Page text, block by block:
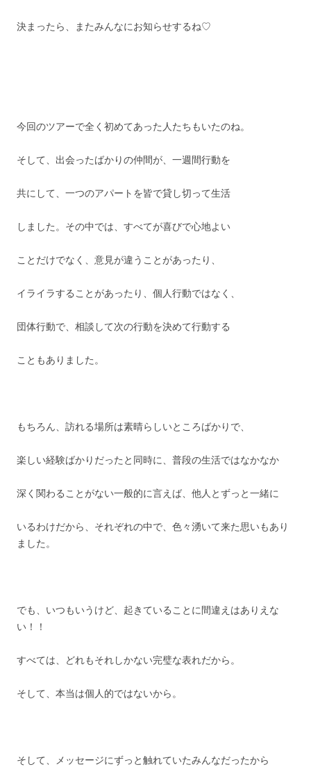
決まったら、またみんなにお知らせするね♡
今回のツアーで全く初めてあった人たちもいたのね。
そして、出会ったばかりの仲間が、一週間行動を
共にして、一つのアパートを皆で貸し切って生活
しました。その中では、すべてが喜びで心地よい
ことだけでなく、意見が違うことがあったり、
イライラすることがあったり、個人行動ではなく、
団体行動で、相談して次の行動を決めて行動する
こともありました。
もちろん、訪れる場所は素晴らしいところばかりで、
楽しい経験ばかりだったと同時に、普段の生活ではなかなか
深く関わることがない一般的に言えば、他人とずっと一緒に
いるわけだから、それぞれの中で、色々湧いて来た思いもあり
ました。
でも、いつもいうけど、起きていることに間違えはありえな
い！！
すべては、どれもそれしかない完璧な表れだから。
そして、本当は個人的ではないから。
そして、メッセージにずっと触れていたみんなだったから